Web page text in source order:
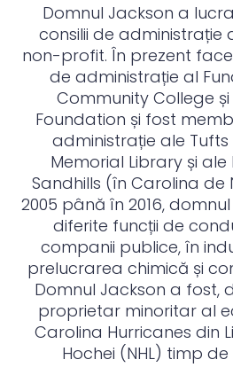
Domnul Jackson a
consilii de administrație
non-profit. În prezent
de administrație al
Community College
Foundation și fost
administrație ale Tufts
Memorial Library și ale
Sandhills (în Carolina de
2005 până în 2016,
diferite funcții de
companii publice, în
prelucrarea chimică și
Domnul Jackson a fost,
proprietar minoritar al
Carolina Hurricanes din
Hochei (NHL) timp